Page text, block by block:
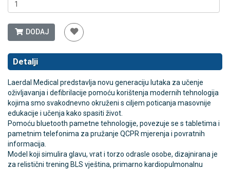
DODAJ
Detalji
Laerdal Medical predstavlja novu generaciju lutaka za učenje
oživljavanja i defibrilacije pomoću korištenja modernih tehnologija
kojima smo svakodnevno okruženi s ciljem poticanja masovnije
edukacije i učenja kako spasiti život.
Pomoću bluetooth pametne tehnologije, povezuje se s tabletima i
pametnim telefonima za pružanje QCPR mjerenja i povratnih
informacija.
Model koji simulira glavu, vrat i torzo odrasle osobe, dizajnirana je
za relistični trening BLS vještina, primarno kardiopulmonalnu